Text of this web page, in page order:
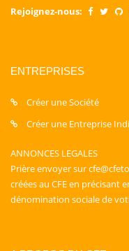
Rejoignez-nous:
ENTREPRISES
Créer une Société
Créer une Entreprise
ANNONCES LEGALES
Prière envoyer sur
créées au CFE en précisant
dénomination sociale de